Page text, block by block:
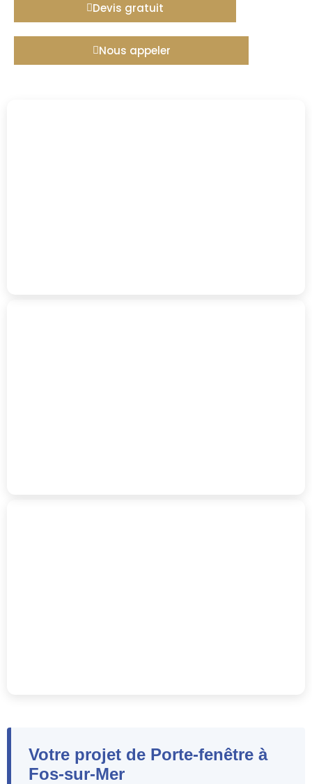
Devis gratuit
Nous appeler
Votre projet de Porte-fenêtre à
Fos-sur-Mer